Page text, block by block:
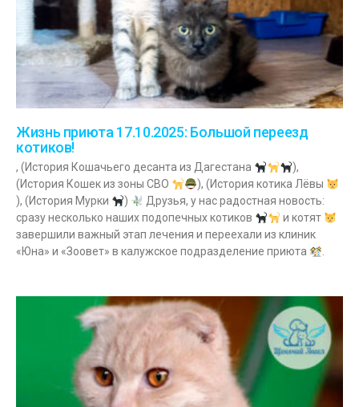
Жизнь приюта 17.10.2025: Большой переезд
котиков!
, (История Кошачьего десанта из Дагестана
),
(История Кошек из зоны СВО
), (История котика Лёвы
), (История Мурки
)
Друзья, у нас радостная новость:
сразу несколько наших подопечных котиков
и котят
завершили важный этап лечения и переехали из клиник
«Юна» и «Зоовет» в калужское подразделение приюта
.